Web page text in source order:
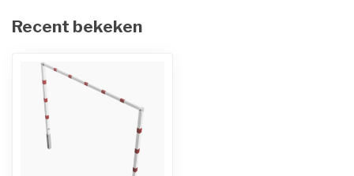
Recent bekeken